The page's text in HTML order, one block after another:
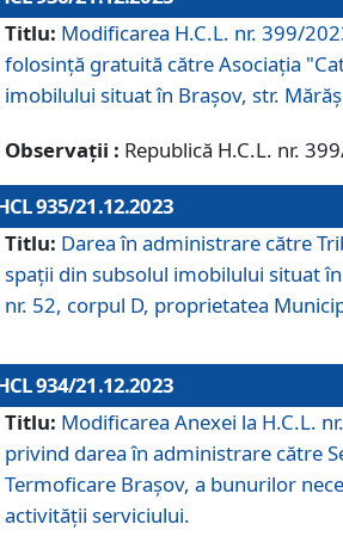
Titlu: Modificarea H.C.L. nr. 399/
folosinţă gratuită către Asociaţia
imobilului situat în Braşov, str.
Observații : Republică H.C.L. nr.
935/21.12.2023
Titlu: Darea în administrare către
spații din subsolul imobilului situat
nr. 52, corpul D, proprietatea
934/21.12.2023
Titlu: Modificarea Anexei la H.C.L.
privind darea în administrare către
Termoficare Braşov, a bunurilor
activităţii serviciului.